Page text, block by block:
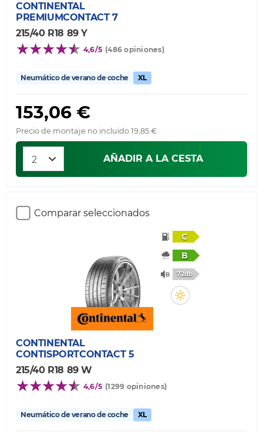
CONTINENTAL
PREMIUMCONTACT 7
215/40 R18 89 Y
4,6/5 (486 opiniones)
Neumático de verano de coche XL
153,06 €
Precio de montaje no incluido 19,85 €
AÑADIR A LA CESTA
Comparar seleccionados
C
B
72db
CONTINENTAL
CONTISPORTCONTACT 5
215/40 R18 89 W
4,6/5 (1299 opiniones)
Neumático de verano de coche XL